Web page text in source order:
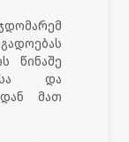
წინაშე
და
მათ